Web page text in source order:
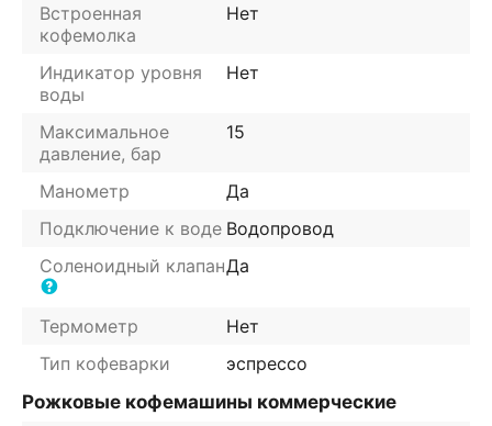
Встроенная
кофемолка
Нет
Индикатор уровня
воды
Нет
Максимальное
давление, бар
15
Манометр
Да
Подключение к воде Водопровод
Соленоидный клапанДа
Термометр
Нет
Тип кофеварки
эспрессо
Рожковые кофемашины коммерческие